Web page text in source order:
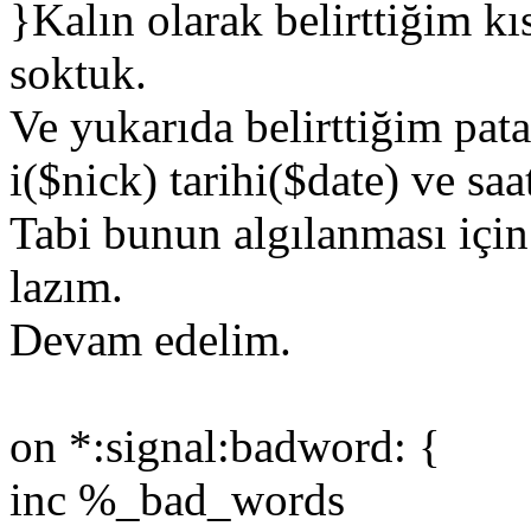
}Kalın olarak belirttiğim
soktuk.
Ve yukarıda belirttiğim
i($nick) tarihi($date) ve
Tabi bunun algılanması
lazım.
Devam edelim.
on *:signal:badword: {
inc %_bad_words